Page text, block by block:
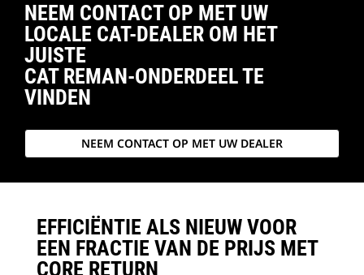
NEEM CONTACT OP MET UW
LOCALE CAT-DEALER OM HET
JUISTE
CAT REMAN-ONDERDEEL TE
VINDEN
NEEM CONTACT OP MET UW DEALER
EFFICIËNTIE ALS NIEUW VOOR
EEN FRACTIE VAN DE PRIJS MET
CORE RETURN